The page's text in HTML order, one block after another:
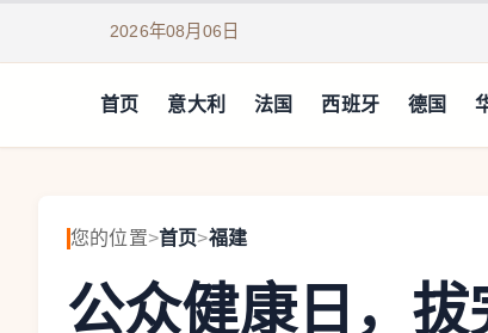
2026年08月06日
首页 意大利 法国 西班牙 德国
您的位置>首页>福建
公众健康日，